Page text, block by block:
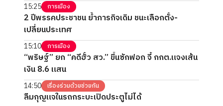
15:25 การเมือง
2 ปีพรรคประชาชน ย้ำภารกิจเดิม ชนะเลือกตั้ง-
เปลี่ยนประเทศ
15:10 การเมือง
“พริษฐ์” ยก “คดีฮั้ว สว.” ขึ้นซักฟอก จี้ กกต.แจงเส้น
เงิน 8.6 แสน
14:50 เรื่องร่วมด้วยช่วยกัน
ลืมกุญแจในรถกระบะเปิดประตูไม่ได้